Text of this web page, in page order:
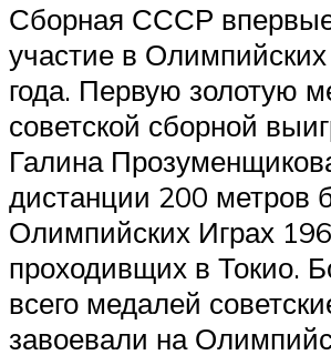
Сборная СССР
участие в
года. Первую золотую
советской сборной
Галина
дистанции 200 метров
Олимпийских Играх
проходивщих в Токио.
всего медалей
завоевали на